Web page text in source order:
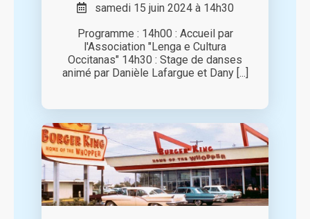
samedi 15 juin 2024 à 14h30
Programme : 14h00 : Accueil par
l'Association "Lenga e Cultura
Occitanas" 14h30 : Stage de danses
animé par Danièle Lafargue et Dany [...]